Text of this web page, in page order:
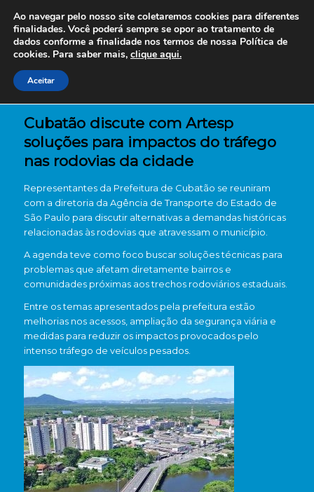
Cubatão discute com Artesp
soluções para impactos do tráfego
nas rodovias da cidade
Representantes da Prefeitura de Cubatão se reuniram
com a diretoria da Agência de Transporte do Estado de
São Paulo para discutir alternativas a demandas históricas
relacionadas às rodovias que atravessam o município.
A agenda teve como foco buscar soluções técnicas para
problemas que afetam diretamente bairros e
comunidades próximas aos trechos rodoviários estaduais.
Entre os temas apresentados pela prefeitura estão
melhorias nos acessos, ampliação da segurança viária e
medidas para reduzir os impactos provocados pelo
intenso tráfego de veículos pesados.
Ao navegar pelo nosso site coletaremos cookies para diferentes
finalidades. Você poderá sempre se opor ao tratamento de
dados conforme a finalidade nos termos de nossa Política de
cookies. Para saber mais, clique aqui.
Aceitar